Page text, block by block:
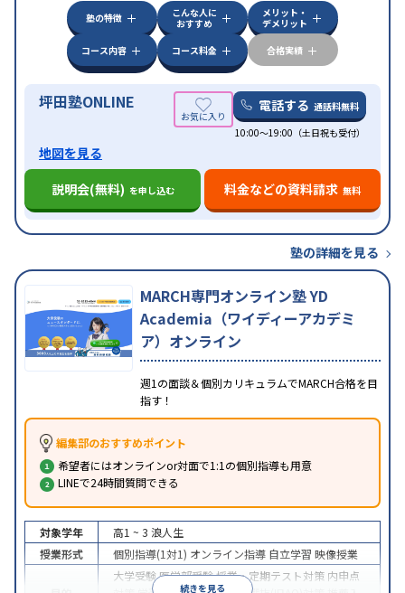
特徴
中高一貫校生に対応授業の振替可能 不登校生に対
学習にPC・タブレットを利用オンライン対応
科目から受講可能季節講習のみの受講可発達障害
の子どもに対応
塾の特徴
こんな人に
おすすめ
メリット・
デメリット
コース内容
コース料金 合格実績
坪田塾ONLINE 電話する 通話料無料
10:00～19:00（土日祝も受付）
地図を見る
説明会(無料) を申し込む 料金などの資料請求 無料
塾の詳細を見る
MARCH専門オンライン塾 YD
Academia（ワイディーアカデミ
ア）オンライン
週1の面談＆個別カリキュラムでMARCH合格を目
指す！
編集部のおすすめポイント
希望者にはオンラインor対面で1:1の個別指導も用意
LINEで24時間質問できる
続きを見る
対象学年 高1 ~ 3 浪人生
授業形式
個別指導(1対1) オンライン指導 自立学習 映像授業
大学受験医学部受験授業・定期テスト対策 内申点